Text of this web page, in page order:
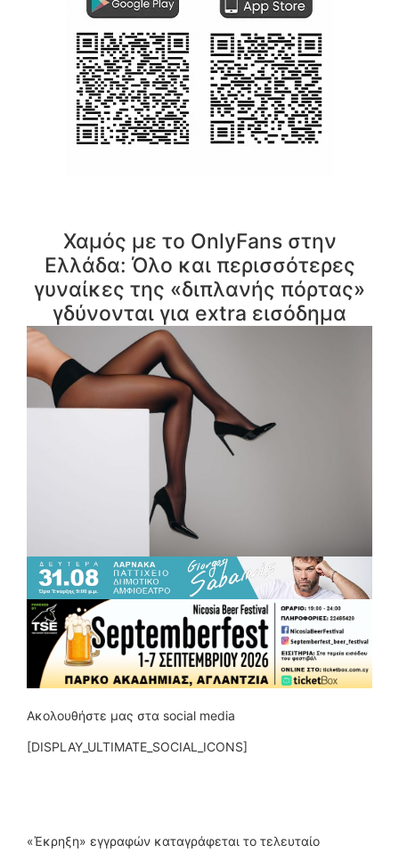
Χαμός με το OnlyFans στην
Ελλάδα: Όλο και περισσότερες
γυναίκες της «διπλανής πόρτας»
γδύνονται για extra εισόδημα
Ακολουθήστε μας στα social media
[DISPLAY_ULTIMATE_SOCIAL_ICONS]
«Έκρηξη» εγγραφών καταγράφεται το τελευταίο